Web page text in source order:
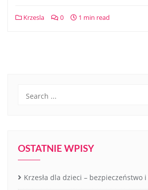
Krzesla 0 1 min read
OSTATNIE WPISY
Krzesła dla dzieci – bezpieczeństwo